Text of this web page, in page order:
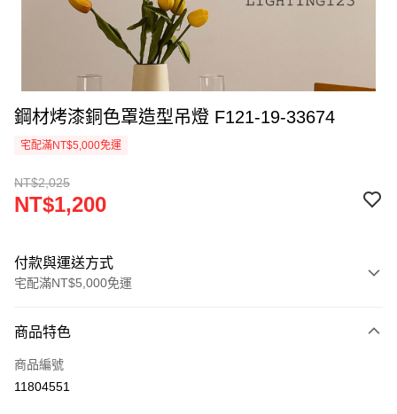
鋼材烤漆銅色罩造型吊燈 F121-19-33674
宅配滿NT$5,000免運
NT$2,025
NT$1,200
付款與運送方式
宅配滿NT$5,000免運
信用卡一次付款
LINE Pay
商品特色
商品編號
11804551